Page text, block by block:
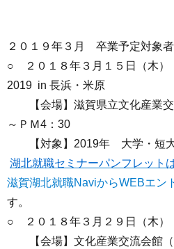
２０１９年３月 卒業予定対象
○ ２０１８年３月１５日（木
2019 in 長浜・米原
【会場】滋賀県立文化産業
～ＰＭ4：30
【対象】2019年 大学・短
湖北就職セミナーパンフレット
滋賀湖北就職NaviからWEBエン
す。
○ ２０１８年３月２９日（木
【会場】文化産業交流会館